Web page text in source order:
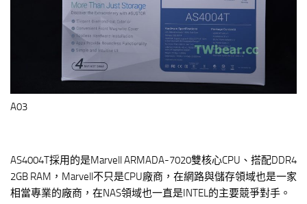
A03
AS4004T採用的是Marvell ARMADA-7020雙核心CPU、搭配DDR4
2GB RAM，Marvell不只是CPU廠商，在網路與儲存領域也是一家
相當專業的廠商，在NAS領域也一直是INTEL的主要競爭對手。